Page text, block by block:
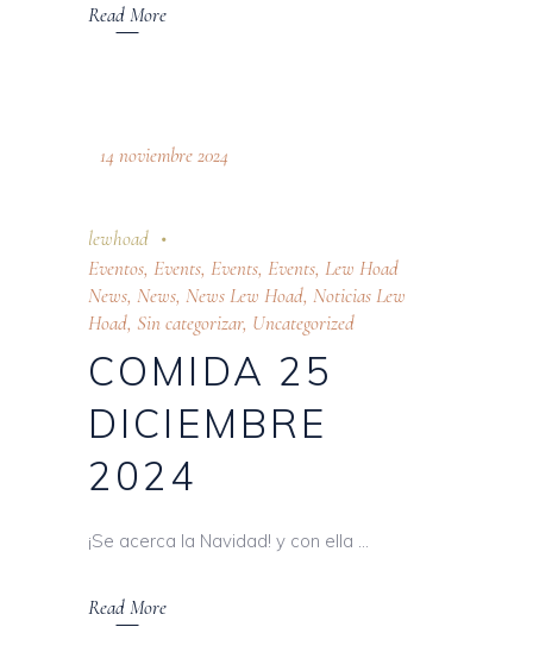
Read More
14 noviembre 2024
lewhoad
Eventos, Events, Events, Events, Lew Hoad
News, News, News Lew Hoad, Noticias Lew
Hoad, Sin categorizar, Uncategorized
COMIDA 25
DICIEMBRE
2024
¡Se acerca la Navidad! y con ella
Read More